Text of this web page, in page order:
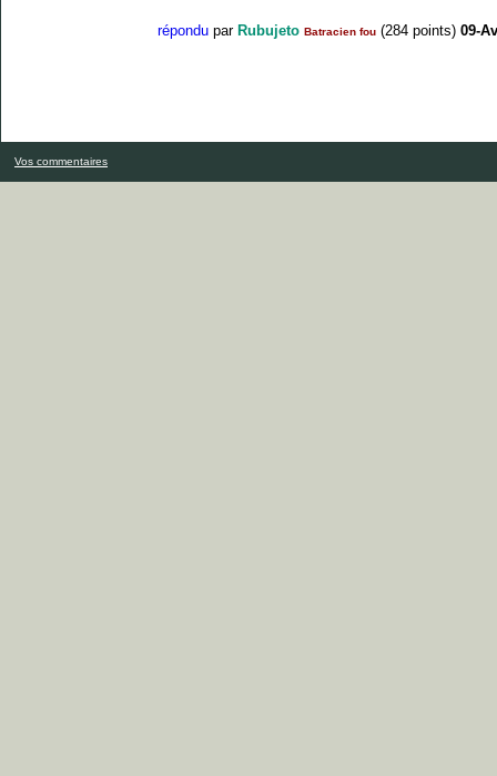
répondu par Rubujeto Batracien fou (284 points) 09-
Vos commentaires